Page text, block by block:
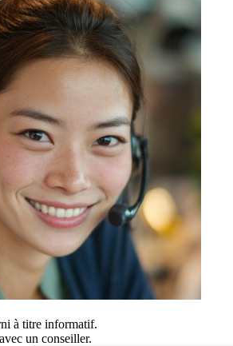
à titre informatif.
un conseiller.